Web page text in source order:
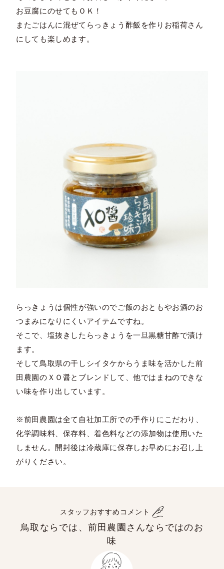
お豆腐にのせてもＯＫ！
またごはんに混ぜてらっきょう酢飯を作りお稲荷さん
にしても楽しめます。
らっきょうは個性が強いのでご飯のおともやお酒のお
つまみになりにくいアイテムですね。
そこで、塩抜きしたらっきょうを一旦黒糖甘酢で漬け
ます。
そして鳥取県の干しシイタケからうま味を活かした前
田農園のＸＯ醤とブレンドして、他ではまねのできな
い味を作り出しています。
※前田農園は全て自社加工所での手作りにこだわり、
化学調味料、保存料、着色料などの添加物は使用いた
しません。開封後は冷蔵庫に保存しお早めにお召し上
がりください。
スタッフおすすめコメント
鳥取ならでは、前田農園さんならではのお
味